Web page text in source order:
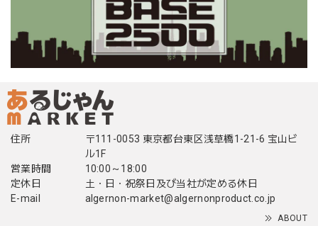
住所
〒111-0053 東京都台東区浅草橋1-21-6 宝山ビ
ル1F
営業時間
10:00～18:00
定休日
土・日・祝祭日及び当社が定める休日
E-mail
algernon-market@algernonproduct.co.jp
ABOUT